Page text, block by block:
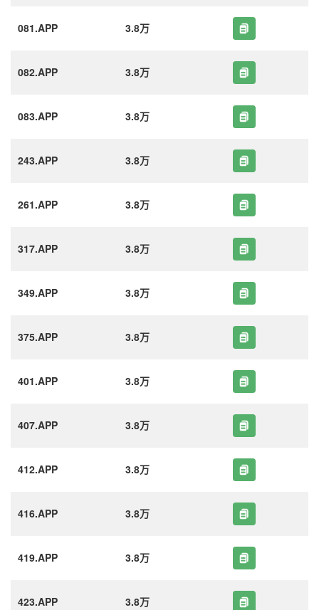
081.APP 3.8万
082.APP 3.8万
083.APP 3.8万
243.APP 3.8万
261.APP 3.8万
317.APP 3.8万
349.APP 3.8万
375.APP 3.8万
401.APP 3.8万
407.APP 3.8万
412.APP 3.8万
416.APP 3.8万
419.APP 3.8万
423.APP 3.8万